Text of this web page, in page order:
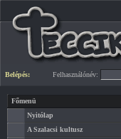
Belépés: Felhasználónév:
Főmenü
Nyitólap
A Szalacsi kultusz